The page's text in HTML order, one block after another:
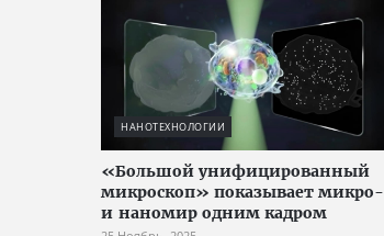
НАНОТЕХНОЛОГИИ
«Большой унифицированный
микроскоп» показывает микро-
и наномир одним кадром